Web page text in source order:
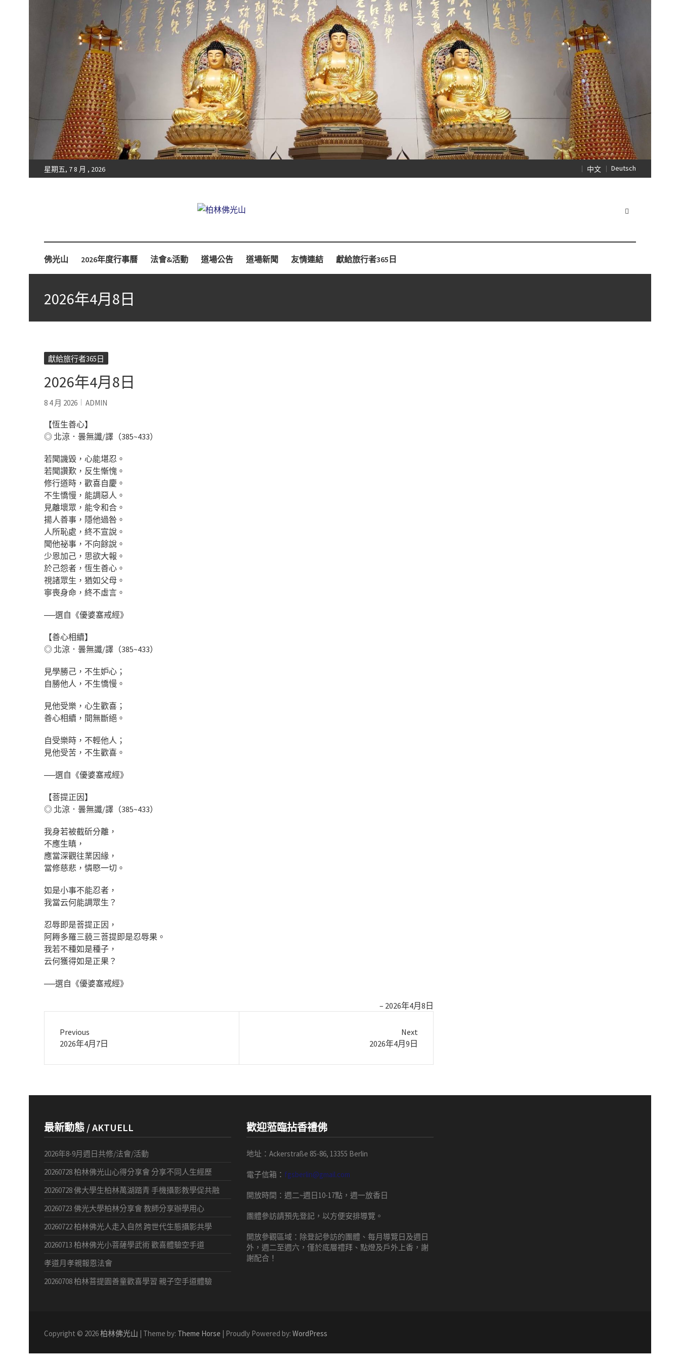
星期五, 7 8 月 , 2026 中文 Deutsch
佛光山 2026年度行事曆 法會&活動 道場公告 道場新聞 友情連結 獻給旅行者365日
2026年4月8日
獻給旅行者365日
2026年4月8日
8 4 月 2026 ADMIN
【恆生善心】
◎ 北涼．曇無讖/譯（385~433）
若聞譏毀，心能堪忍。
若聞讚歎，反生慚愧。
修行道時，歡喜自慶。
不生憍慢，能調惡人。
見離壞眾，能令和合。
揚人善事，隱他過咎。
人所恥處，終不宣說。
聞他祕事，不向餘說。
少恩加己，思欲大報。
於己怨者，恆生善心。
視諸眾生，猶如父母。
寧喪身命，終不虛言。
──選自《優婆塞戒經》
【善心相續】
◎ 北涼．曇無讖/譯（385~433）
見學勝己，不生妒心；
自勝他人，不生憍慢。
見他受樂，心生歡喜；
善心相續，間無斷絕。
自受樂時，不輕他人；
見他受苦，不生歡喜。
──選自《優婆塞戒經》
【菩提正因】
◎ 北涼．曇無讖/譯（385~433）
我身若被截斫分離，
不應生瞋，
應當深觀往業因緣，
當修慈悲，憐愍一切。
如是小事不能忍者，
我當云何能調眾生？
忍辱即是菩提正因，
阿耨多羅三藐三菩提即是忍辱果。
我若不種如是種子，
云何獲得如是正果？
──選自《優婆塞戒經》
2026年4月8日
Previous
Previous
2026年4月7日
Next
2026年4月9日
最新動態 / AKTUELL
2026年8-9月週日共修/法會/活動
20260728 柏林佛光山心得分享會 分享不同人生經歷
20260728 佛大學生柏林萬湖踏青 手機攝影教學促共融
20260723 佛光大學柏林分享會 教師分享辦學用心
20260722 柏林佛光人走入自然 跨世代生態攝影共學
20260713 柏林佛光小菩薩學武術 歡喜體驗空手道
孝道月孝親報恩法會
20260708 柏林菩提園善童歡喜學習 親子空手道體驗
歡迎蒞臨拈香禮佛
地址：Ackerstraße 85-86, 13355 Berlin
電子信箱： fgsberlin@gmail.com
開放時間 ： 週二~週日10-17點， 週一放香日
團體參訪請預先登記，以方便安排導覽 。
開放參觀區域： 除登記參訪的團體、每月導覽日及週日
外，週二至週六，僅於底層禮拜、點燈及戶外上香，謝
謝配合！
Copyright © 2026柏林佛光山 | Theme by: Theme Horse | Proudly Powered by: WordPress